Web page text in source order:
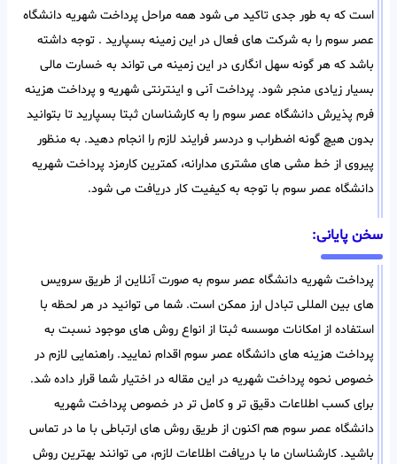
است که به طور جدی تاکید می شود همه مراحل پرداخت شهریه دانشگاه
عصر سوم را به شرکت های فعال در این زمینه بسپارید . توجه داشته
باشد که هر گونه سهل انگاری در این زمینه می تواند به خسارت مالی
بسیار زیادی منجر شود. پرداخت آنی و اینترنتی شهریه و پرداخت هزینه
فرم پذیرش دانشگاه عصر سوم را به کارشناسان ثبتا بسپارید تا بتوانید
بدون هیچ گونه اضطراب و دردسر فرایند لازم را انجام دهید. به منظور
پیروی از خط مشی های مشتری مدارانه، کمترین کارمزد پرداخت شهریه
دانشگاه عصر سوم با توجه به کیفیت کار دریافت می شود.
سخن پایانی:
پرداخت شهریه دانشگاه عصر سوم به صورت آنلاین از طریق سرویس
های بین المللی تبادل ارز ممکن است. شما می توانید در هر لحظه با
استفاده از امکانات موسسه ثبتا از انواع روش های موجود نسبت به
پرداخت هزینه های دانشگاه عصر سوم اقدام نمایید. راهنمایی لازم در
خصوص نحوه پرداخت شهریه در این مقاله در اختیار شما قرار داده شد.
برای کسب اطلاعات دقیق تر و کامل تر در خصوص پرداخت شهریه
دانشگاه عصر سوم هم اکنون از طریق روش های ارتباطی با ما در تماس
باشید. کارشناسان ما با دریافت اطلاعات لازم، می توانند بهترین روش